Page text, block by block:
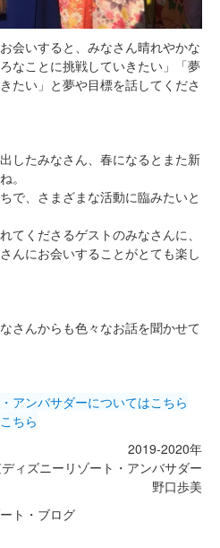
会いすると、みなさん晴れやかな
なことに挑戦していきたい」「夢
たい」と夢や目標を話してくださ
したみなさん、春になるとまた新
。
で、さまざまな活動に臨みたいと
てくださるゲストのみなさんに、
んにお会いすることがとても楽し
さんからも色々なお話を聞かせて
アンバサダーについてはこちら
ちら
2019-2020年
ィズニーリゾート・アンバサダー
野口歩美
ト・ブログ